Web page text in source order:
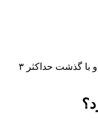
توجه داشته باشید که این موارد دائمی نبوده و با گذشت حداکثر ۳